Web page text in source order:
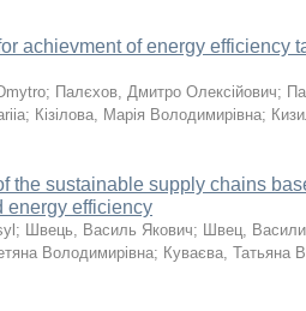
achievment of energy efficiency
; Палєхов, Дмитро Олексійович;
; Кізілова, Марія Володимирівна;
the sustainable supply chains
energy efficiency
; Швець, Василь Якович; Швец,
Володимирівна; Куваєва, Татьяна